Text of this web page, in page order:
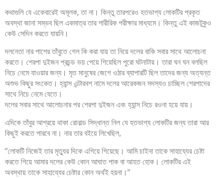
কথাগুলি যে একেবারেই অমূলক, তা না। কিন্তু তারপরেও হতভাগ্য লোকটির প্রকৃত
অবস্থা জানা সম্ভব ছিল একমাত্র তার শারীরিক পরীক্ষার মাধ্যমে। কিন্তু এই কাজটুকুও
কেউ সেদিন করতে যায়নি।
দলনেতা নার পাশের তাঁবুতে গেল কি করা যায় তা নিয়ে দলের বাকি সবার সাথে আলোচনা
করতে। শেরপা দুইজন প্রচন্ড ভয় পেয়ে গিয়েছিল পুরো ঘটনাটায়। তারা ঘন ঘন বলছিল
নিচে নেমে যাওয়ার জন্য। মৃত মানুষের জেগে ওঠার ব্যাপারটি ছিল তাদের জন্য অত্যন্ত
অশুভ কিছুর সংকেত। হ্যান্স এন্টারবশ নামে দলের আরেকজন সদস্যও চাচ্ছিল শেরপাদের
সাথে নিচে নেমে যেতে।
দলের সবার সাথে আলোচনার পর শেরপা দুইজন এবং হ্যান্স নিচে রওনা হয়ে যায়।
এদিকে তাঁবুর আশ্রয়ে থাকা রোনাল্ড সিদ্ধান্ত নিল যে হতভাগ্য লোকটির জন্য তারা আর
কিছুই করতে পারবে না। নার তার বইয়ে লিখেছিল,
‘’লোকটি নিজেই তার মৃত্যুর দিকে এগিয়ে গিয়েছে। আমি চাইনা তাকে সাহায্যের চেষ্টা
করতে গিয়ে আমার দলের কেউ কোন আঘাত পাক বা আহত হোক। লোকটির এই
অবস্থায় তাকে সাহায্যের চেষ্টার কোন অর্থই হয়না।“